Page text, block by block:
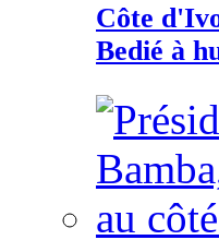
Côte
Bedié à